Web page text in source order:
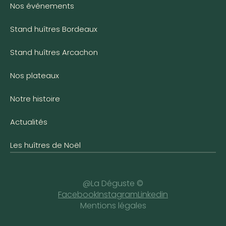
Nos événements
Stand huîtres Bordeaux
Stand huîtres Arcachon
Nos plateaux
Notre histoire
Actualités
Les huîtres de Noël
@La Déguste ©
FacebookInstagramLinkedin
Mentions légales